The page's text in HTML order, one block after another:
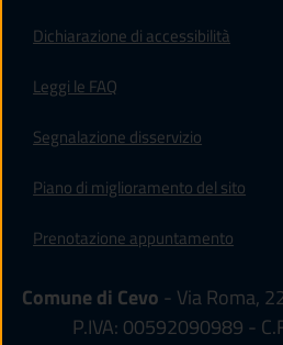
Dichiarazione di accessibilità
Leggi le FAQ
Segnalazione disservizio
Piano di miglioramento del sito
Prenotazione appuntamento
Comune di Cevo - Via Roma,
P.IVA: 00592090989 -